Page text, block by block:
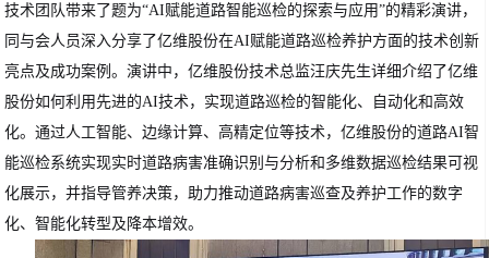
技术团队带来了题为“AI赋能道路智能巡检的探索与应用”的精彩演讲，
同与会人员深入分享了亿维股份在AI赋能道路巡检养护方面的技术创新
亮点及成功案例。演讲中，亿维股份技术总监汪庆先生详细介绍了亿维
股份如何利用先进的AI技术，实现道路巡检的智能化、自动化和高效
化。通过人工智能、边缘计算、高精定位等技术，亿维股份的道路AI智
能巡检系统实现实时道路病害准确识别与分析和多维数据巡检结果可视
化展示，并指导管养决策，助力推动道路病害巡查及养护工作的数字
化、智能化转型及降本增效。